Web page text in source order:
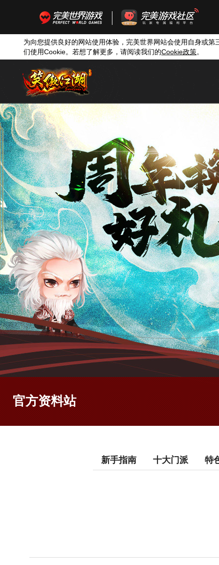
为向您提供良好的网站使用体验，完美世界网站会使用自身或第
们使用Cookie。若想了解更多，请阅读我们的Cookie政策。
官方资料站
新手指南 十大门派 特